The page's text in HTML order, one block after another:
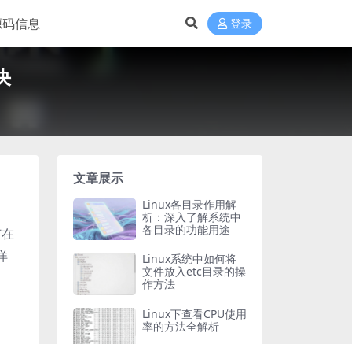
信息 登录
文章展示
Linux各目录作用解
析：深入了解系统中
各目录的功能用途
Linux系统中如何将
文件放入etc目录的操
作方法
Linux下查看CPU使用
率的方法全解析